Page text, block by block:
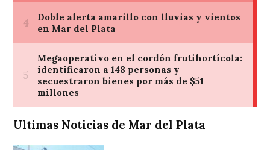
Ultimas Noticias de Mar del Plata